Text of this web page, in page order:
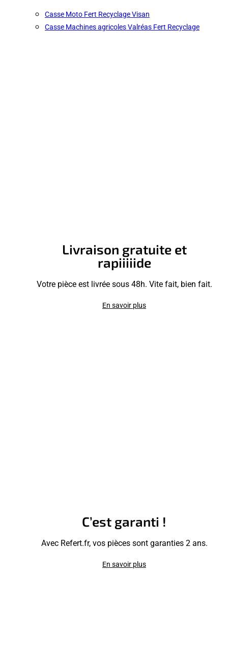
Casse Moto Fert Recyclage Visan
Casse Machines agricoles Valréas Fert Recyclage
Livraison gratuite et
rapiiiiide
Votre pièce est livrée sous 48h. Vite fait, bien fait.
En savoir plus
C’est garanti !
Avec Refert.fr, vos pièces sont garanties 2 ans.
En savoir plus